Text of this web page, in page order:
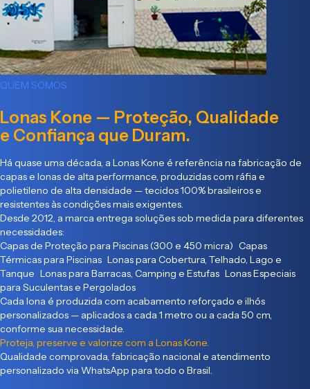
QUEM SOMOS
Lonas Kone — Proteção, Qualidade
e Confiança que Duram.
Há quase uma década, a Lonas Kone é referência na fabricação de
capas e lonas de alta performance, produzidas com ráfia e
polietileno de alta densidade — tecidos 100% brasileiros e
resistentes às condições mais exigentes.
Desde 2012, a marca entrega soluções sob medida para diferentes
necessidades:
Capas de Proteção para Piscinas (300 e 450 micra) Capas
Térmicas para Piscinas Lonas para Cobertura, Telhado, Lago e
Tanque Lonas para Barracas, Camping e Estufas Lonas Especiais
para Suculentas e Pergolados
Cada lona é produzida com acabamento reforçado e ilhós
personalizados — aplicados a cada 1 metro ou a cada 50 cm,
conforme sua necessidade.
Proteja, preserve e valorize com a Lonas Kone.
Qualidade comprovada, fabricação nacional e atendimento
personalizado via WhatsApp para todo o Brasil.